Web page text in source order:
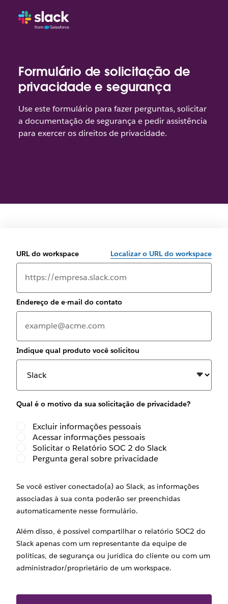
Formulário de solicitação de
privacidade e segurança
Use este formulário para fazer perguntas, solicitar
a documentação de segurança e pedir assistência
para exercer os direitos de privacidade.
URL do workspace Localizar o URL do workspace
Endereço de e-mail do contato
Indique qual produto você solicitou
Qual é o motivo da sua solicitação de privacidade?
Excluir informações pessoais
Acessar informações pessoais
Solicitar o Relatório SOC 2 do Slack
Pergunta geral sobre privacidade
Se você estiver conectado(a) ao Slack, as informações
associadas à sua conta poderão ser preenchidas
automaticamente nesse formulário.
Além disso, é possível compartilhar o relatório SOC2 do
Slack apenas com um representante da equipe de
políticas, de segurança ou jurídica do cliente ou com um
administrador/proprietário de um workspace.